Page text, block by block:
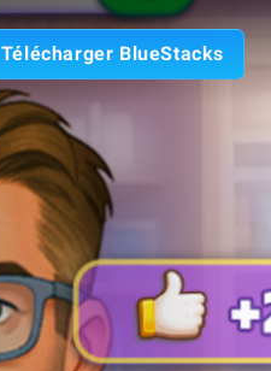
Télécharger BlueStacks